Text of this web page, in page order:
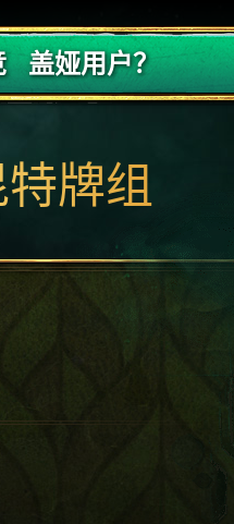
盖娅用户？
牌组